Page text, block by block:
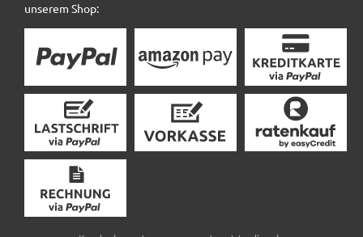
unserem Shop: